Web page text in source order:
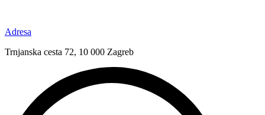
Adresa
Trnjanska cesta 72, 10 000 Zagreb